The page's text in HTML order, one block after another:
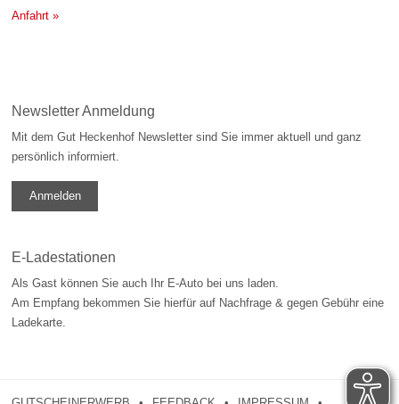
Anfahrt »
Newsletter Anmeldung
Mit dem Gut Heckenhof Newsletter sind Sie immer aktuell und ganz
persönlich informiert.
Anmelden
E-Ladestationen
Als Gast können Sie auch Ihr E-Auto bei uns laden.
Am Empfang bekommen Sie hierfür auf Nachfrage & gegen Gebühr eine
Ladekarte.